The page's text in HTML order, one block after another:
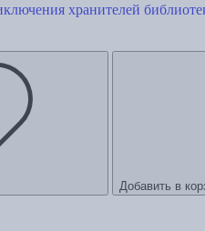
хранителей
Добавить в